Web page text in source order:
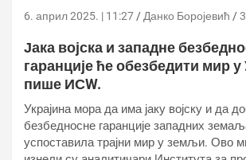
6. април 2025. | 11:27 Данко Боројевић
Јака војска и западне
гаранције ће обезбедити мир у
пише ИСW.
Украјина мора да има јаку војску и да
безбедносне гаранције западних
успоставила трајни мир у земљи. Ово